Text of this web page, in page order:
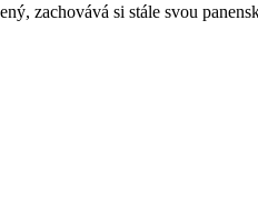
zachovává si stále svou